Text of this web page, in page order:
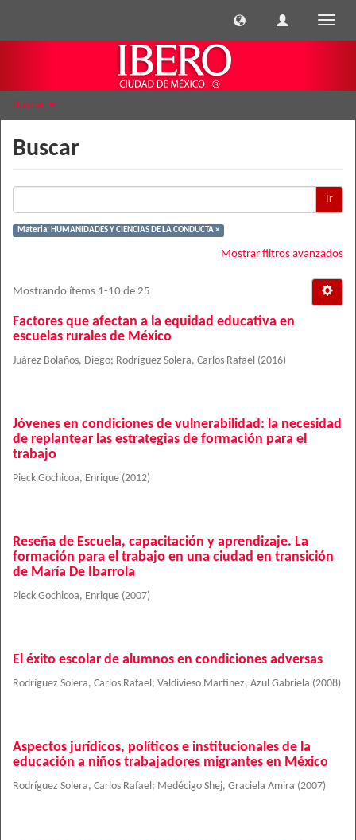
Buscar
Buscar
Ir
Materia: HUMANIDADES Y CIENCIAS DE LA CONDUCTA ×
Mostrar filtros avanzados
Mostrando ítems 1-10 de 25
Factores que afectan a la equidad educativa en
escuelas rurales de México
Juárez Bolaños, Diego; Rodríguez Solera, Carlos Rafael (2016)
Jóvenes en condiciones de vulnerabilidad: la necesidad
de replantear las estrategias de formación para el
trabajo
Pieck Gochicoa, Enrique (2012)
Reseña de Escuela, capacitación y aprendizaje. La
formación para el trabajo en una ciudad en transición
de María De Ibarrola
Pieck Gochicoa, Enrique (2007)
El éxito escolar de alumnos en condiciones adversas
Rodríguez Solera, Carlos Rafael ; Valdivieso Martínez, Azul Gabriela (2008)
Aspectos jurídicos, políticos e institucionales de la
educación a niños trabajadores migrantes en México
Rodríguez Solera, Carlos Rafael ; Medécigo Shej, Graciela Amira (2007)